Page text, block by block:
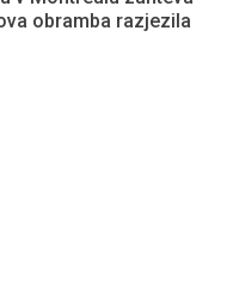
obramba razjezila